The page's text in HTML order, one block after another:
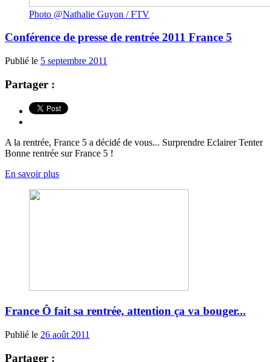
Photo @Nathalie Guyon / FTV
Conférence de presse de rentrée 2011 France 5
Publié le 5 septembre 2011
Partager :
A la rentrée, France 5 a décidé de vous... Surprendre Eclairer Tenter
Bonne rentrée sur France 5 !
En savoir plus
France Ô fait sa rentrée, attention ça va bouger...
Publié le 26 août 2011
Partager :